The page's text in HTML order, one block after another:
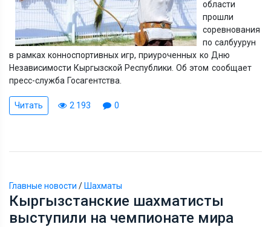
области
прошли
соревнования
по салбуурун
в рамках конноспортивных игр, приуроченных ко Дню
Независимости Кыргызской Республики. Об этом сообщает
пресс-служба Госагентства.
Читать 2 193 0
Главные новости / Шахматы
Кыргызстанские шахматисты
выступили на чемпионате мира